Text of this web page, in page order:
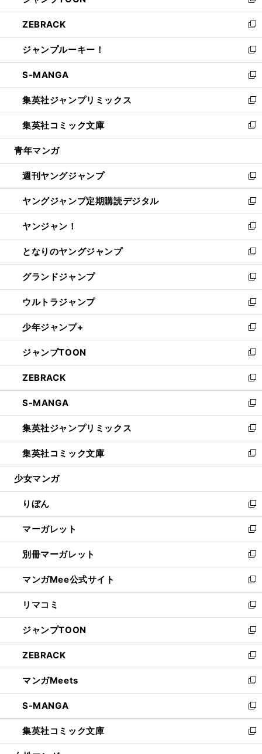
開
く
ウ
で
開
く
ン
ド
ウ
で
開
く
ウ
ィ
ン
ド
ウ
で
開
く
し
い
ウ
ィ
ン
ド
ウ
で
開
く
ZEBRACK
新
し
い
ウ
ィ
ン
ド
ウ
で
開
ジャンプルーキー！
新
し
い
ウ
ィ
ン
ド
ウ
開
く
S-MANGA
新
し
い
ウ
ィ
ン
ウ
で
開
く
集英社ジャンプリミックス
新
し
い
ウ
ン
ド
ウ
で
開
く
集英社コミック文庫
新
し
ウ
ィ
ン
ド
ウ
で
開
く
青年マンガ
週刊ヤングジャンプ
新
し
い
ウ
ィ
ン
ド
ウ
で
開
く
ヤングジャンプ定期購読デジタル
新
し
い
ウ
ィ
ン
ド
ウ
で
開
く
ヤンジャン！
新
し
い
ウ
ィ
ン
ド
ウ
で
開
く
となりのヤングジャンプ
新
し
い
ウ
ィ
ン
ド
ウ
で
開
く
グランドジャンプ
新
し
い
ウ
ィ
ン
ド
ウ
で
開
く
ウルトラジャンプ
新
し
い
ウ
ィ
ン
ド
ウ
で
開
く
少年ジャンプ+
新
し
い
ウ
ィ
ン
ド
ウ
で
開
く
ジャンプTOON
新
し
い
ウ
ィ
ン
ド
ウ
で
開
ZEBRACK
新
し
い
ウ
ィ
ン
ド
ウ
開
く
S-MANGA
新
し
い
ウ
ィ
ン
ウ
で
開
く
集英社ジャンプリミックス
新
し
い
ウ
ン
ド
ウ
で
開
く
集英社コミック文庫
新
し
ウ
ィ
ン
ド
ウ
で
開
く
少女マンガ
りぼん
新
し
い
ウ
ィ
ン
ド
ウ
で
開
く
マーガレット
新
し
い
ウ
ィ
ン
ド
ウ
で
開
く
別冊マーガレット
新
し
い
ウ
ィ
ン
ド
ウ
で
開
く
マンガMee公式サイト
新
し
い
ウ
ィ
ン
ド
ウ
で
開
く
リマコミ
新
し
い
ウ
ィ
ン
ド
ウ
で
開
く
ジャンプTOON
新
し
い
ウ
ィ
ン
ド
ウ
で
開
ZEBRACK
新
し
い
ウ
ィ
ン
ド
ウ
マンガMeets
新
し
い
ウ
ィ
ン
S-MANGA
新
し
い
ウ
集英社コミック文庫
新
し